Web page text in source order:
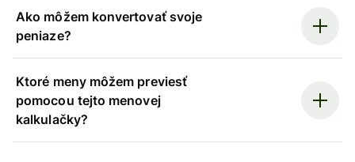
Ako môžem konvertovať svoje
peniaze?
Ktoré meny môžem previesť
pomocou tejto menovej
kalkulačky?